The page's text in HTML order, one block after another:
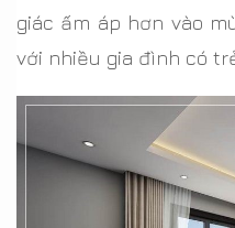
giác ấm áp hơn vào
với nhiều gia đình có